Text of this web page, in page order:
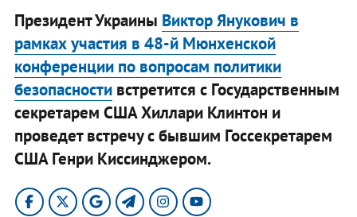
Президент Украины Виктор Янукович в
рамках участия в 48-й Мюнхенской
конференции по вопросам политики
безопасностивстретится с Государственным
секретарем США Хиллари Клинтон и
проведет встречу с бывшим Госсекретарем
США Генри Киссинджером.